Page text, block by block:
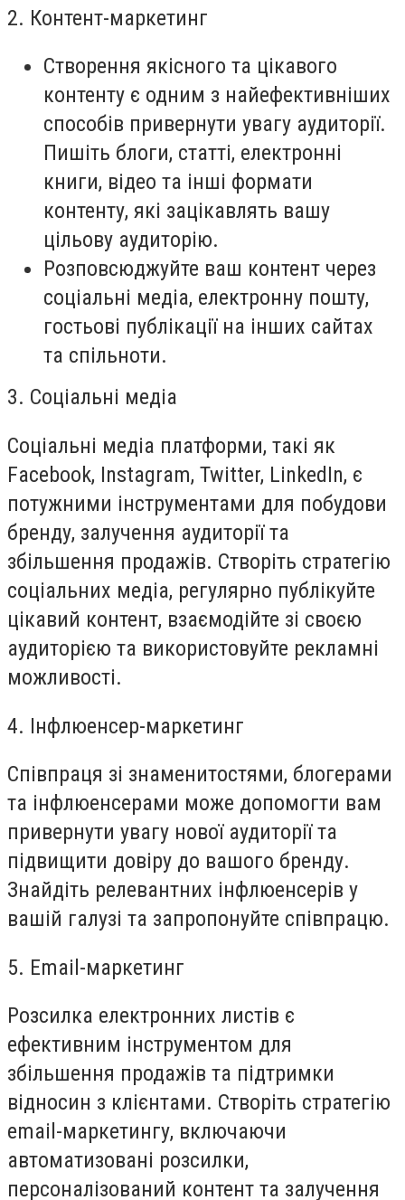
2. Контент-маркетинг
Створення якісного та цікавого
контенту є одним з найефективніших
способів привернути увагу аудиторії.
Пишіть блоги, статті, електронні
книги, відео та інші формати
контенту, які зацікавлять вашу
цільову аудиторію.
Розповсюджуйте ваш контент через
соціальні медіа, електронну пошту,
гостьові публікації на інших сайтах
та спільноти.
3. Соціальні медіа
Соціальні медіа платформи, такі як
Facebook, Instagram, Twitter, LinkedIn, є
потужними інструментами для побудови
бренду, залучення аудиторії та
збільшення продажів. Створіть стратегію
соціальних медіа, регулярно публікуйте
цікавий контент, взаємодійте зі своєю
аудиторією та використовуйте рекламні
можливості.
4. Інфлюенсер-маркетинг
Співпраця зі знаменитостями, блогерами
та інфлюенсерами може допомогти вам
привернути увагу нової аудиторії та
підвищити довіру до вашого бренду.
Знайдіть релевантних інфлюенсерів у
вашій галузі та запропонуйте співпрацю.
5. Email-маркетинг
Розсилка електронних листів є
ефективним інструментом для
збільшення продажів та підтримки
відносин з клієнтами. Створіть стратегію
email-маркетингу, включаючи
автоматизовані розсилки,
персоналізований контент та залучення